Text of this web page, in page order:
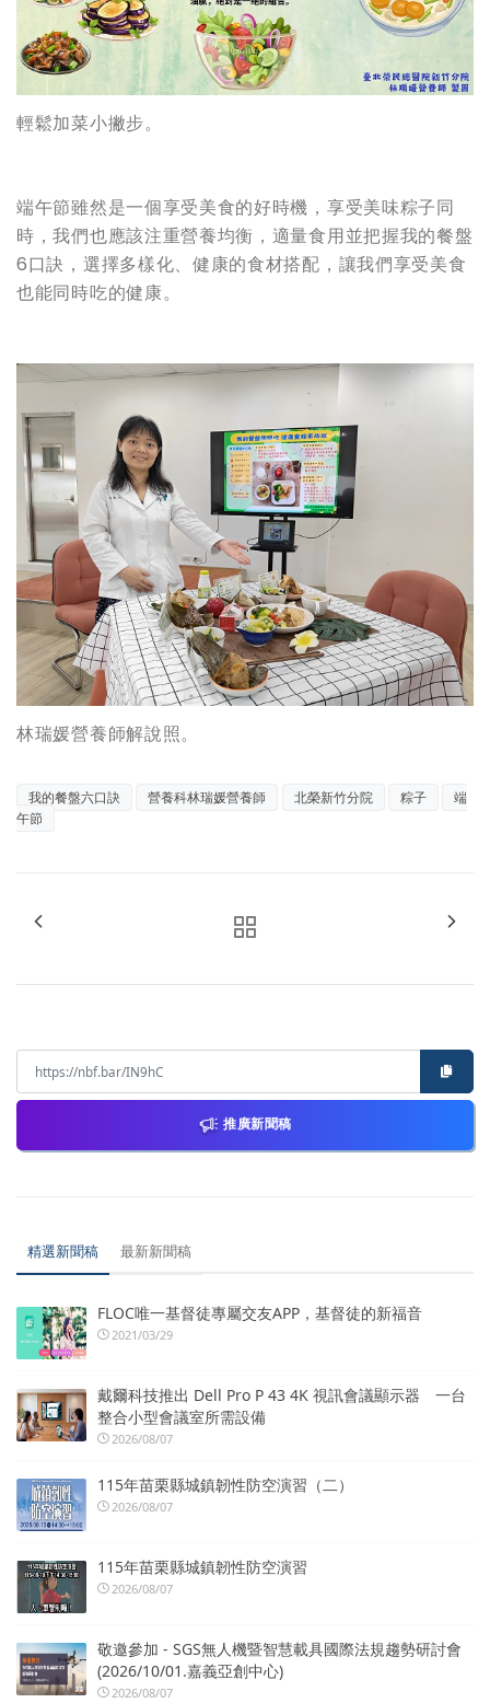
輕鬆加菜小撇步。
端午節雖然是一個享受美食的好時機，享受美味粽子同
時，我們也應該注重營養均衡，適量食用並把握我的餐盤
6口訣，選擇多樣化、健康的食材搭配，讓我們享受美食
也能同時吃的健康。
林瑞媛營養師解說照。
我的餐盤六口訣 營養科林瑞媛營養師 北榮新竹分院 粽子
端
午節
推廣新聞稿
精選新聞稿 最新新聞稿
FLOC唯一基督徒專屬交友APP，基督徒的新福音
2021/03/29
戴爾科技推出 Dell Pro P 43 4K 視訊會議顯示器 一台
整合小型會議室所需設備
2026/08/07
115年苗栗縣城鎮韌性防空演習（二）
2026/08/07
115年苗栗縣城鎮韌性防空演習
2026/08/07
敬邀參加 - SGS無人機暨智慧載具國際法規趨勢研討會
(2026/10/01.嘉義亞創中心)
2026/08/07